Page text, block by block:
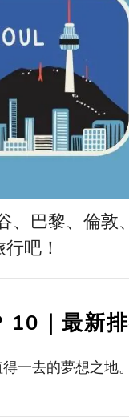
、巴黎、倫
吧！
10 ｜最新
一去的夢想之